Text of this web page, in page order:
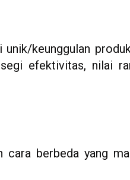
keunggulan
efektivitas, nilai
cara berbeda yang